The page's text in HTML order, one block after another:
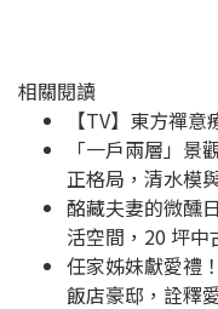
相關閱讀
【TV】東方禪
「一戶兩層」
正格局，清水模
酩藏夫妻的微醺
活空間，20 坪
任家姊妹獻愛禮
飯店豪邸，詮釋